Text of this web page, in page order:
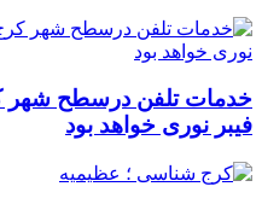
خدمات تلفن درسطح شهر
فیبر نوری خواهد بود